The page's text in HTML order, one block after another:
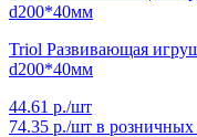
Triol Развивающая
d200*40мм
44.61 р./шт
74.35 р./шт в розничных